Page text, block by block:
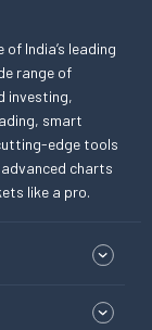
India’s leading
range of
investing,
smart
edge tools
charts
like a pro.